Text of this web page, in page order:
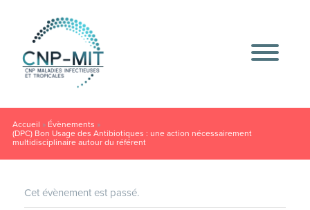
Accueil » Évènements »
(DPC) Bon Usage des Antibiotiques : une action nécessairement
multidisciplinaire autour du référent
Cet évènement est passé.